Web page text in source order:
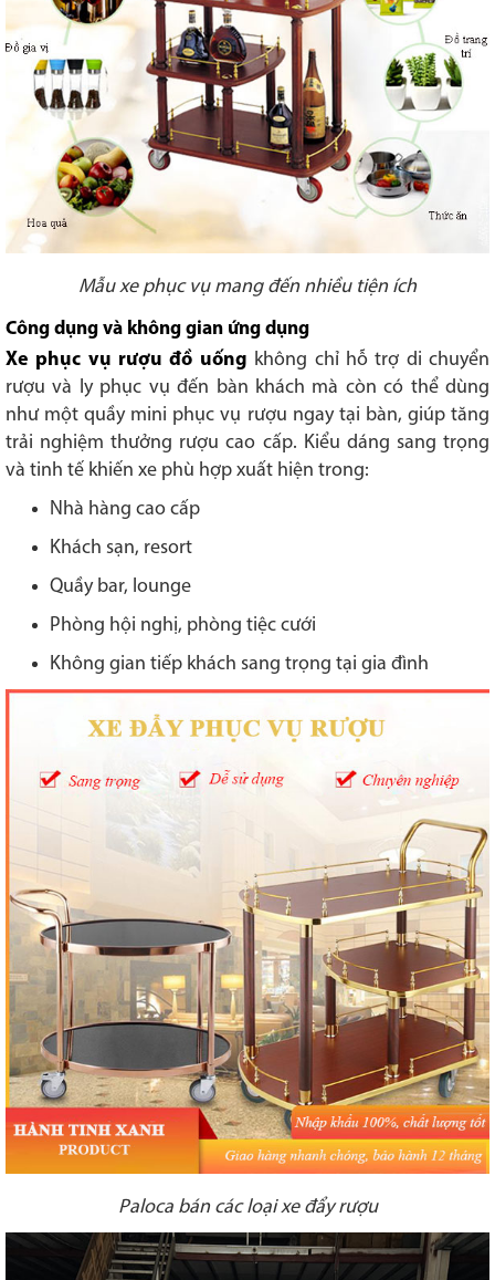
Mẫu xe phục vụ mang đến nhiều tiện ích
Công dụng và không gian ứng dụng
Xe phục vụ rượu đồ uống không chỉ hỗ trợ di chuyển
rượu và ly phục vụ đến bàn khách mà còn có thể dùng
như một quầy mini phục vụ rượu ngay tại bàn, giúp tăng
trải nghiệm thưởng rượu cao cấp. Kiểu dáng sang trọng
và tinh tế khiến xe phù hợp xuất hiện trong:
Nhà hàng cao cấp
Khách sạn, resort
Quầy bar, lounge
Phòng hội nghị, phòng tiệc cưới
Không gian tiếp khách sang trọng tại gia đình
Paloca bán các loại xe đẩy rượu